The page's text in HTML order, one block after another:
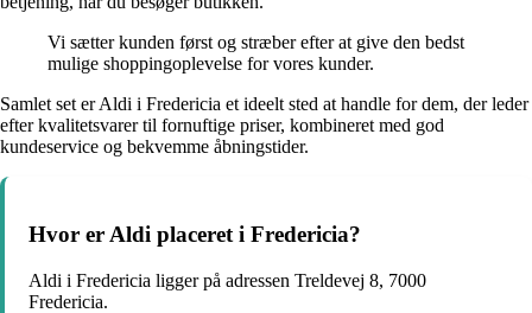
Vi sætter kunden først og stræber efter at give den bedst
mulige shoppingoplevelse for vores kunder.
Samlet set er Aldi i Fredericia et ideelt sted at handle for dem, der leder
efter kvalitetsvarer til fornuftige priser, kombineret med god
kundeservice og bekvemme åbningstider.
Hvor er Aldi placeret i Fredericia?
Aldi i Fredericia ligger på adressen Treldevej 8, 7000
Fredericia.